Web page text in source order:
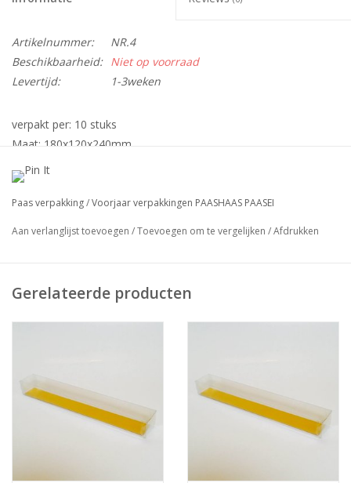
Artikelnummer:
NR.4
Beschikbaarheid: Niet op voorraad
Levertijd:
1-3weken
verpakt per: 10 stuks
Maat: 180x120x240mm
transparante verpakking met handvat
ideaal geschikt voor een paas ei.
Neem vrijblijvend contact met ons op via
Paas verpakking/Voorjaar verpakkingen PAASHAAS PAASEI
Aan verlanglijst toevoegen /Toevoegen om te vergelijken /Afdrukken
Gerelateerde producten